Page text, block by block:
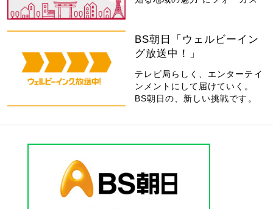
BS朝日「ウェルビーイン
グ放送中！」
テレビ局らしく、エンターテイ
ンメントにして届けていく。
BS朝日の、新しい挑戦です。